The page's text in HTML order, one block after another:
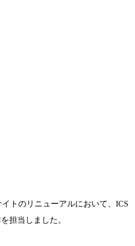
トのリニューアルにおいて、ICS
担当しました。